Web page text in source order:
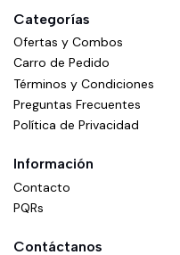
Categorías
Ofertas y Combos
Carro de Pedido
Términos y Condiciones
Preguntas Frecuentes
Política de Privacidad
Información
Contacto
PQRs
Contáctanos